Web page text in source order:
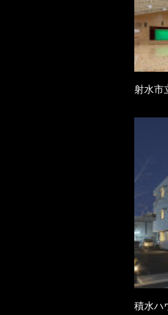
射水市
積水